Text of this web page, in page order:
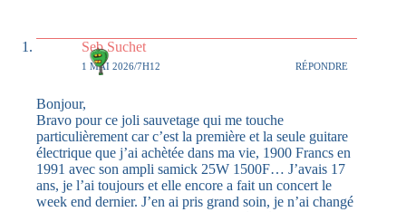
Seb Suchet
1 MAI 2026/7H12 RÉPONDRE
Bonjour,
Bravo pour ce joli sauvetage qui me touche
particulièrement car c’est la première et la seule guitare
électrique que j’ai achètée dans ma vie, 1900 Francs en
1991 avec son ampli samick 25W 1500F… J’avais 17
ans, je l’ai toujours et elle encore a fait un concert le
week end dernier. J’en ai pris grand soin, je n’ai changé